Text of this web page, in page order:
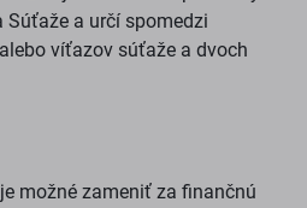
Súťaže a určí spomedzi
víťazov súťaže a dvoch
možné zameniť za finančnú